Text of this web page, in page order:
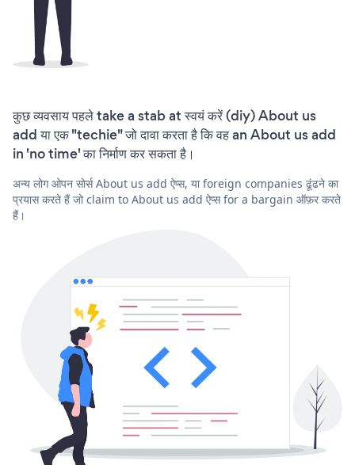
कुछ व्यवसाय पहले take a stab at स्वयं करें (diy) About us
add या एक "techie" जो दावा करता है कि वह an About us add
in 'no time' का निर्माण कर सकता है।
अन्य लोग ओपन सोर्स About us add ऐप्स, या foreign companies ढूंढने का
प्रयास करते हैं जो claim to About us add ऐप्स for a bargain ऑफ़र करते
हैं।